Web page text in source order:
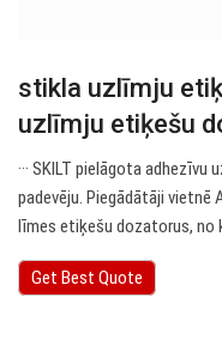
stikla uzlīmju
uzlīmju etiķešu
··· SKILT pielāgota
padevēju. Piegādātāji vietnē
līmes etiķešu dozatorus, no
Get Best Quote